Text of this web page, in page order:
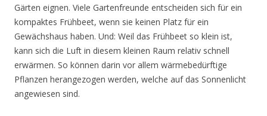
Gärten eignen. Viele Gartenfreunde entscheiden sich für ein
kompaktes Frühbeet, wenn sie keinen Platz für ein
Gewächshaus haben. Und: Weil das Frühbeet so klein ist,
kann sich die Luft in diesem kleinen Raum relativ schnell
erwärmen. So können darin vor allem wärmebedürftige
Pflanzen herangezogen werden, welche auf das Sonnenlicht
angewiesen sind.